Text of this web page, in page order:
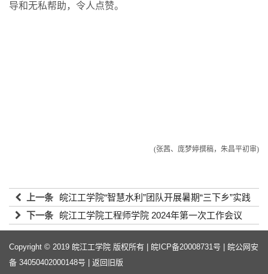
导和无私帮助，令人点赞。
(张茜、庞梦婷撰稿，朱昌平初审)
上一条
皖江工学院“智慧水利”团队开展暑期“三下乡”实践
活动
2023-12-13 14:15:49
下一条
皖江工学院工程师学院 2024年第一次工作会议
2023-12-13 14:15:49
Copyright © 2019 皖江工学院 版权所有 | 皖ICP备20008731号
皖公网安
备 34050402000148号
返回旧版